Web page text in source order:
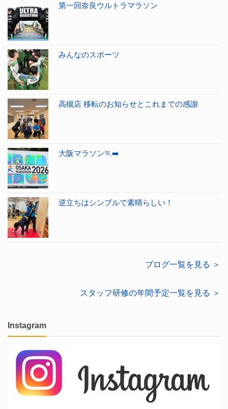
第一回奈良ウルトラマラソン
みんなのスポーツ
高槻店 移転のお知らせとこれまでの感謝
大阪マラソン🏃‍➡️
逆立ちはシンプルで素晴らしい！
ブログ一覧を見る ＞
スタッフ研修の年間予定一覧を見る ＞
Instagram